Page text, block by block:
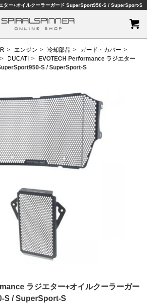
ター+オイルクーラーガード SuperSport950-S / SuperSport-S
エンジン 冷却部品
ガード・カバー
DUCATI
EVOTECH Performance ラジエター
S / SuperSport-S
ラジエター+オイルクーラーガー
S / SuperSport-S